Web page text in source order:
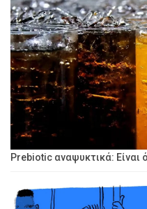
Prebiotic αναψυκτικά: Είναι